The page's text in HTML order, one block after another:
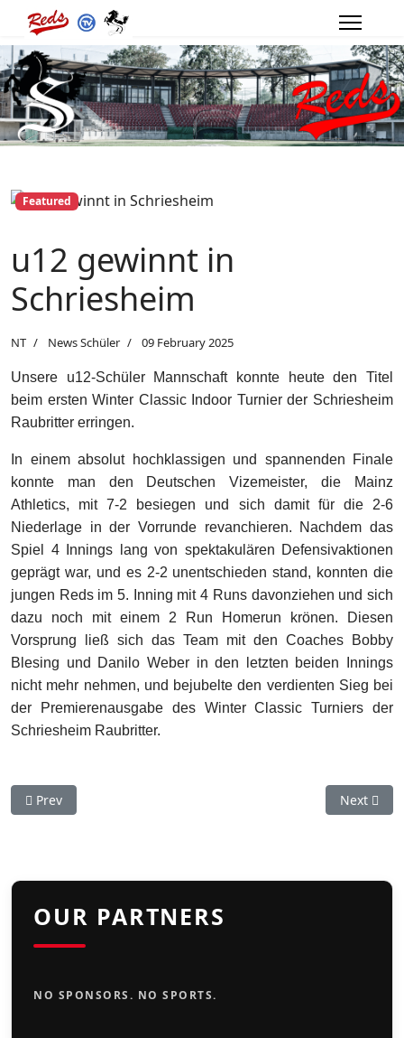
Featured
u12 gewinnt in
Schriesheim
NT News Schüler 09 February 2025
Unsere u12-Schüler Mannschaft konnte heute den Titel
beim ersten Winter Classic Indoor Turnier der Schriesheim
Raubritter erringen.
In einem absolut hochklassigen und spannenden Finale
konnte man den Deutschen Vizemeister, die Mainz
Athletics, mit 7-2 besiegen und sich damit für die 2-6
Niederlage in der Vorrunde revanchieren. Nachdem das
Spiel 4 Innings lang von spektakulären Defensivaktionen
geprägt war, und es 2-2 unentschieden stand, konnten die
jungen Reds im 5. Inning mit 4 Runs davonziehen und sich
dazu noch mit einem 2 Run Homerun krönen. Diesen
Vorsprung ließ sich das Team mit den Coaches Bobby
Blesing und Danilo Weber in den letzten beiden Innings
nicht mehr nehmen, und bejubelte den verdienten Sieg bei
der Premierenausgabe des Winter Classic Turniers der
Schriesheim Raubritter.
Previous article: Azuma Awokou spielt mit der U12-
Prev Next
Next
OUR PARTNERS
NO SPONSORS. NO SPORTS.